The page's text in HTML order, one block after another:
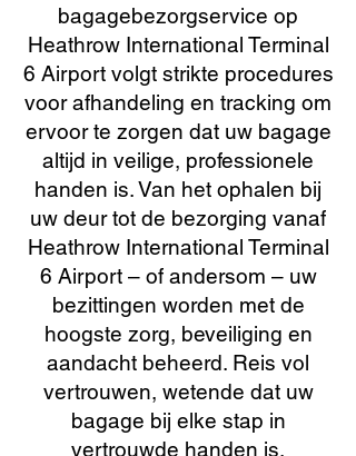
bagagebezorgservice op
Heathrow International Terminal
6 Airport volgt strikte procedures
voor afhandeling en tracking om
ervoor te zorgen dat uw bagage
altijd in veilige, professionele
handen is. Van het ophalen bij
uw deur tot de bezorging vanaf
Heathrow International Terminal
6 Airport – of andersom – uw
bezittingen worden met de
hoogste zorg, beveiliging en
aandacht beheerd. Reis vol
vertrouwen, wetende dat uw
bagage bij elke stap in
vertrouwde handen is.